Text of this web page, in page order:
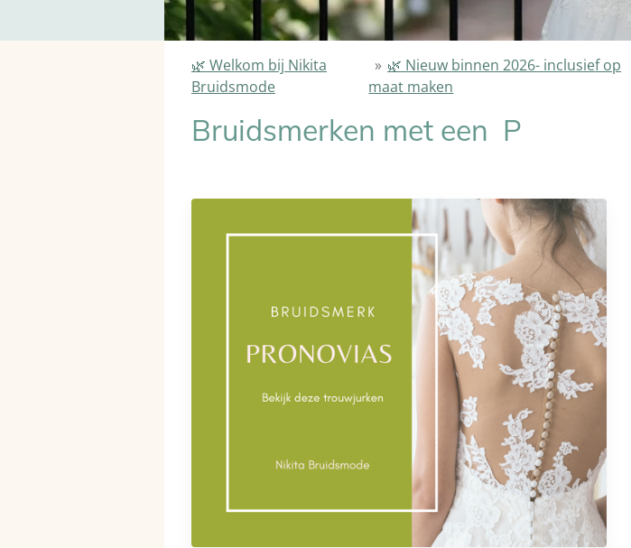
🌿 Welkom bij Nikita
Bruidsmode
» 🌿 Nieuw binnen 2026- inclusief op
maat maken
Bruidsmerken met een P